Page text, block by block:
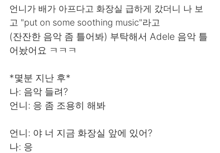
日本語
繁體中文
Deutsch
언니가 배가 아프다고 화장실 급하게 갔더니 나 보
고 "put on some soothing music"라고
(잔잔한 음악 좀 틀어봐) 부탁해서 Adele 음악 틀
어놨어요 ㅋㅋㅋ
*몇분 지난 후*
나: 음악 들려?
언니: 응 좀 조용히 해봐
언니: 야 너 지금 화장실 앞에 있어?
나: 응